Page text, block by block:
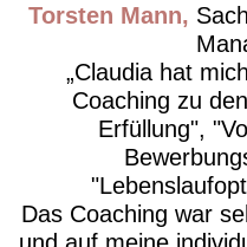
Torsten Mann
Claudia hat
Coaching zu
Erfüllung",
Das Coaching war